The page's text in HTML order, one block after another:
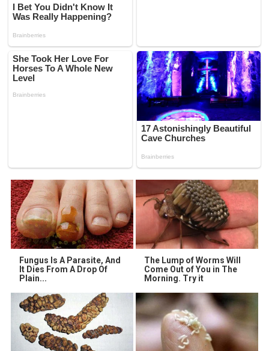
Fungus Is A Parasite, And
It Dies From A Drop Of
Plain...
The Lump of Worms Will
Come Out of You in The
Morning. Try it